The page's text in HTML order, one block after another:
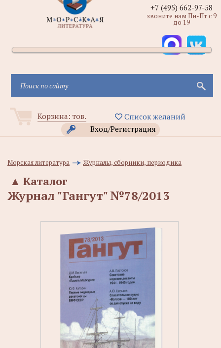
Корзина: тов.
Список желаний
Вход/Регистрация
+7 (495) 662-97-58
звоните нам Пн-Пт с 9
до 19
Морская литература Журналы, сборники, периодика
Каталог
▲
Журнал "Гангут" №78/2013